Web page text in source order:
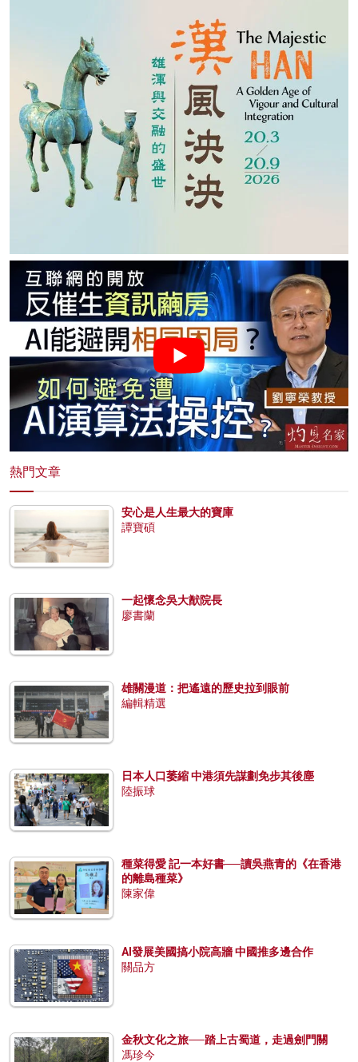
熱門文章
安心是人生最大的寶庫
譚寶碩
一起懷念吳大猷院長
廖書蘭
雄關漫道：把遙遠的歷史拉到眼前
編輯精選
日本人口萎縮 中港須先謀劃免步其後塵
陸振球
種菜得愛 記一本好書──讀吳燕青的《在香港
的離島種菜》
陳家偉
AI發展美國搞小院高牆 中國推多邊合作
關品方
金秋文化之旅──踏上古蜀道，走過劍門關
馮珍今